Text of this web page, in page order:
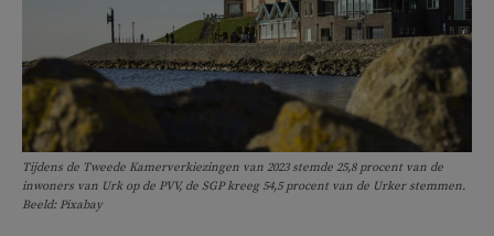
Tijdens de Tweede Kamerverkiezingen van 2023 stemde 25,8 procent van de
inwoners van Urk op de PVV, de SGP kreeg 54,5 procent van de Urker stemmen.
Beeld: Pixabay